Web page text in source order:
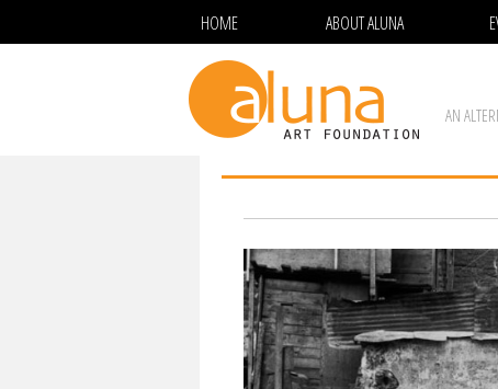
HOME ABOUT ALUNA
AN